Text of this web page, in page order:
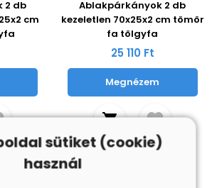
2 db
cm
Ablakpárkányok 2 db
kezeletlen 70x25x2 cm tömör
fa tölgyfa
25 110 Ft
Megnézem
sütiket (cookie)
használ